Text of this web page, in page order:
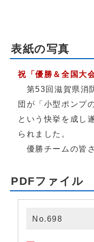
表紙の写真
祝「優勝＆全国大
第53回滋賀県消
団が「小型ポンプ
という快挙を成し
られました。
優勝チームの皆
PDFファイル
No.698